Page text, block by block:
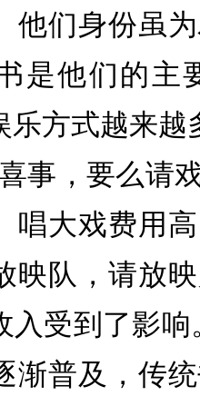
他们身份虽
是他们的主
乐方式越来越
事，要么请
唱大戏费用
映队，请放
入受到了影
渐普及，传